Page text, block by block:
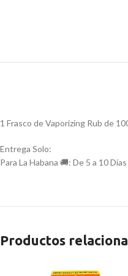
1 Frasco de Vaporizing Rub de
Entrega Solo:
Para La Habana 🚚: De 5 a 10
Productos